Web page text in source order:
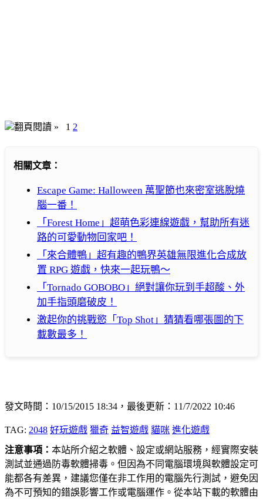
翻頁閱讀 » 1 2
相關文章：
Escape Game: Halloween 萬聖節也來密室逃脫燒
腦一番！
「Forest Home」超萌色彩連線遊戲，幫助所有迷
路的可愛動物回家吧！
「來合體鴨」超有趣的鴨界英雄無限進化合成放
置 RPG 遊戲，快來一起玩鴨～
「Tornado GOBOBO」絕對讓你玩到手超酸、外
加手指頭磨破皮！
激起你的挑戰慾「Top Shot」猜猜看哪張圖的下
載數最多！
發文時間：10/15/2015 18:34，最後更新：11/7/2022 10:46
TAG: 2048 好玩遊戲 獵奇 益智遊戲 貓咪 進化遊戲
注意事項： 本站所介紹之軟體、設定或網站服務，經實際安裝
測試並通過防毒軟體掃毒。但因為不同電腦環境與軟體設定可
能都各有差異，建議您僅在非工作用的電腦先行測試，避免因
為不可預知的錯誤影響工作或電腦運作。從本站下載的軟體由